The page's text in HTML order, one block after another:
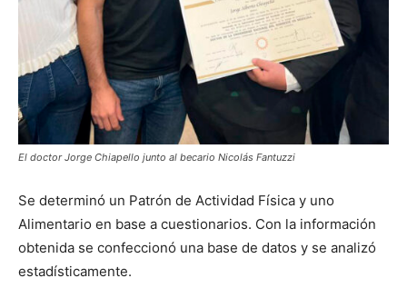
El doctor Jorge Chiapello junto al becario Nicolás Fantuzzi
Se determinó un Patrón de Actividad Física y uno
Alimentario en base a cuestionarios. Con la información
obtenida se confeccionó una base de datos y se analizó
estadísticamente.